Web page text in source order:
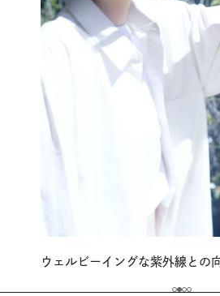
ウェルビーイングな紫外線との